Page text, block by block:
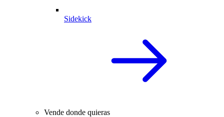
Sidekick
Vende donde quieras